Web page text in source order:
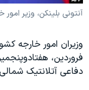
تریبونال مردمی آبان ۹۸
دادگاه حمید نوری
آنتونی بلینکن، وزیر امور
فروردین،
دفاعی آتلانتیک